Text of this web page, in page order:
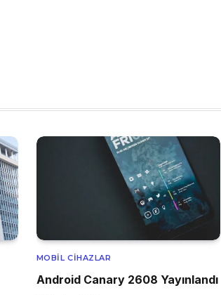
MOBIL CIHAZLAR
Android Canary 2608 Yayınlandı